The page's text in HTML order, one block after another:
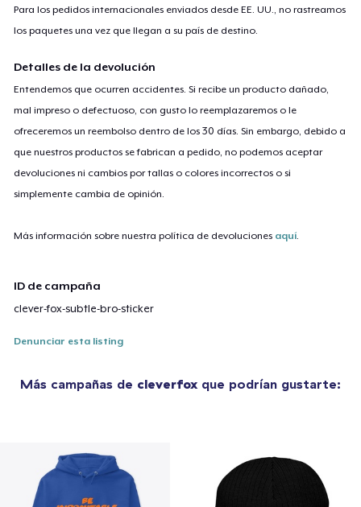
Para los pedidos internacionales enviados desde EE. UU., no rastreamos
los paquetes una vez que llegan a su país de destino.
Detalles de la devolución
Entendemos que ocurren accidentes. Si recibe un producto dañado,
mal impreso o defectuoso, con gusto lo reemplazaremos o le
ofreceremos un reembolso dentro de los 30 días. Sin embargo, debido a
que nuestros productos se fabrican a pedido, no podemos aceptar
devoluciones ni cambios por tallas o colores incorrectos o si
simplemente cambia de opinión.
Más información sobre nuestra política de devoluciones aquí
ID de campaña
clever-fox-subtle-bro-sticker
Denunciar esta listing
Más campañas de cleverfox que podrían gustarte: